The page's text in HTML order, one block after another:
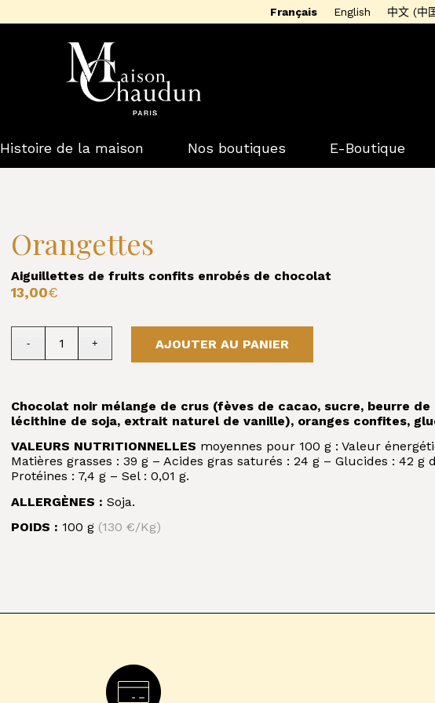
Français English 中文 (中
Histoire de la maison Nos boutiques E-Boutique
Orangettes
Aiguillettes de fruits confits enrobés de chocolat
13,00€
AJOUTER AU PANIER
Chocolat noir mélange de crus (fèves de cacao, sucre, beurre
lécithine de soja, extrait naturel de vanille), oranges confites,
VALEURS NUTRITIONNELLES moyennes pour 100 g : Valeur
Matières grasses : 39 g – Acides gras saturés : 24 g – Glucides : 42 g
Protéines : 7,4 g – Sel : 0,01 g.
ALLERGÈNES : Soja.
POIDS : 100 g (130 €/Kg)